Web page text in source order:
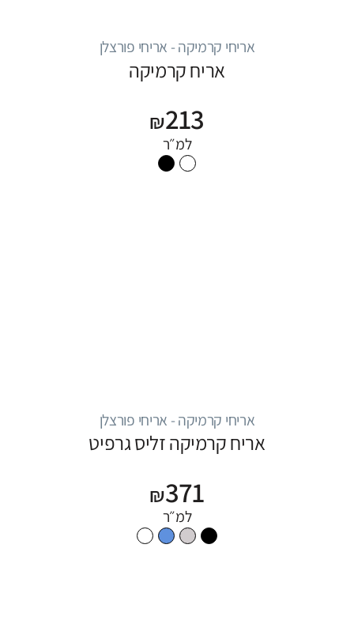
אריחי קרמיקה - אריחי פורצלן
אריח קרמיקה
₪213
למ״ר
אריחי קרמיקה - אריחי פורצלן
אריח קרמיקה זליס גרפיט
₪371
למ״ר